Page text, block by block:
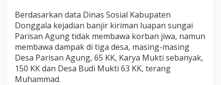
Berdasarkan data Dinas Sosial Kabupaten
Donggala kejadian banjir kiriman luapan sungai
Parisan Agung tidak membawa korban jiwa, namun
membawa dampak di tiga desa, masing-masing
Desa Parisan Agung, 65 KK, Karya Mukti sebanyak,
150 KK dan Desa Budi Mukti 63 KK, terang
Muhammad.